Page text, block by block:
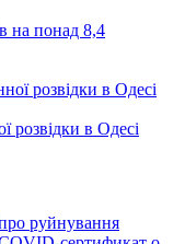
на понад 8,4
розвідки в Одесі
руйнування